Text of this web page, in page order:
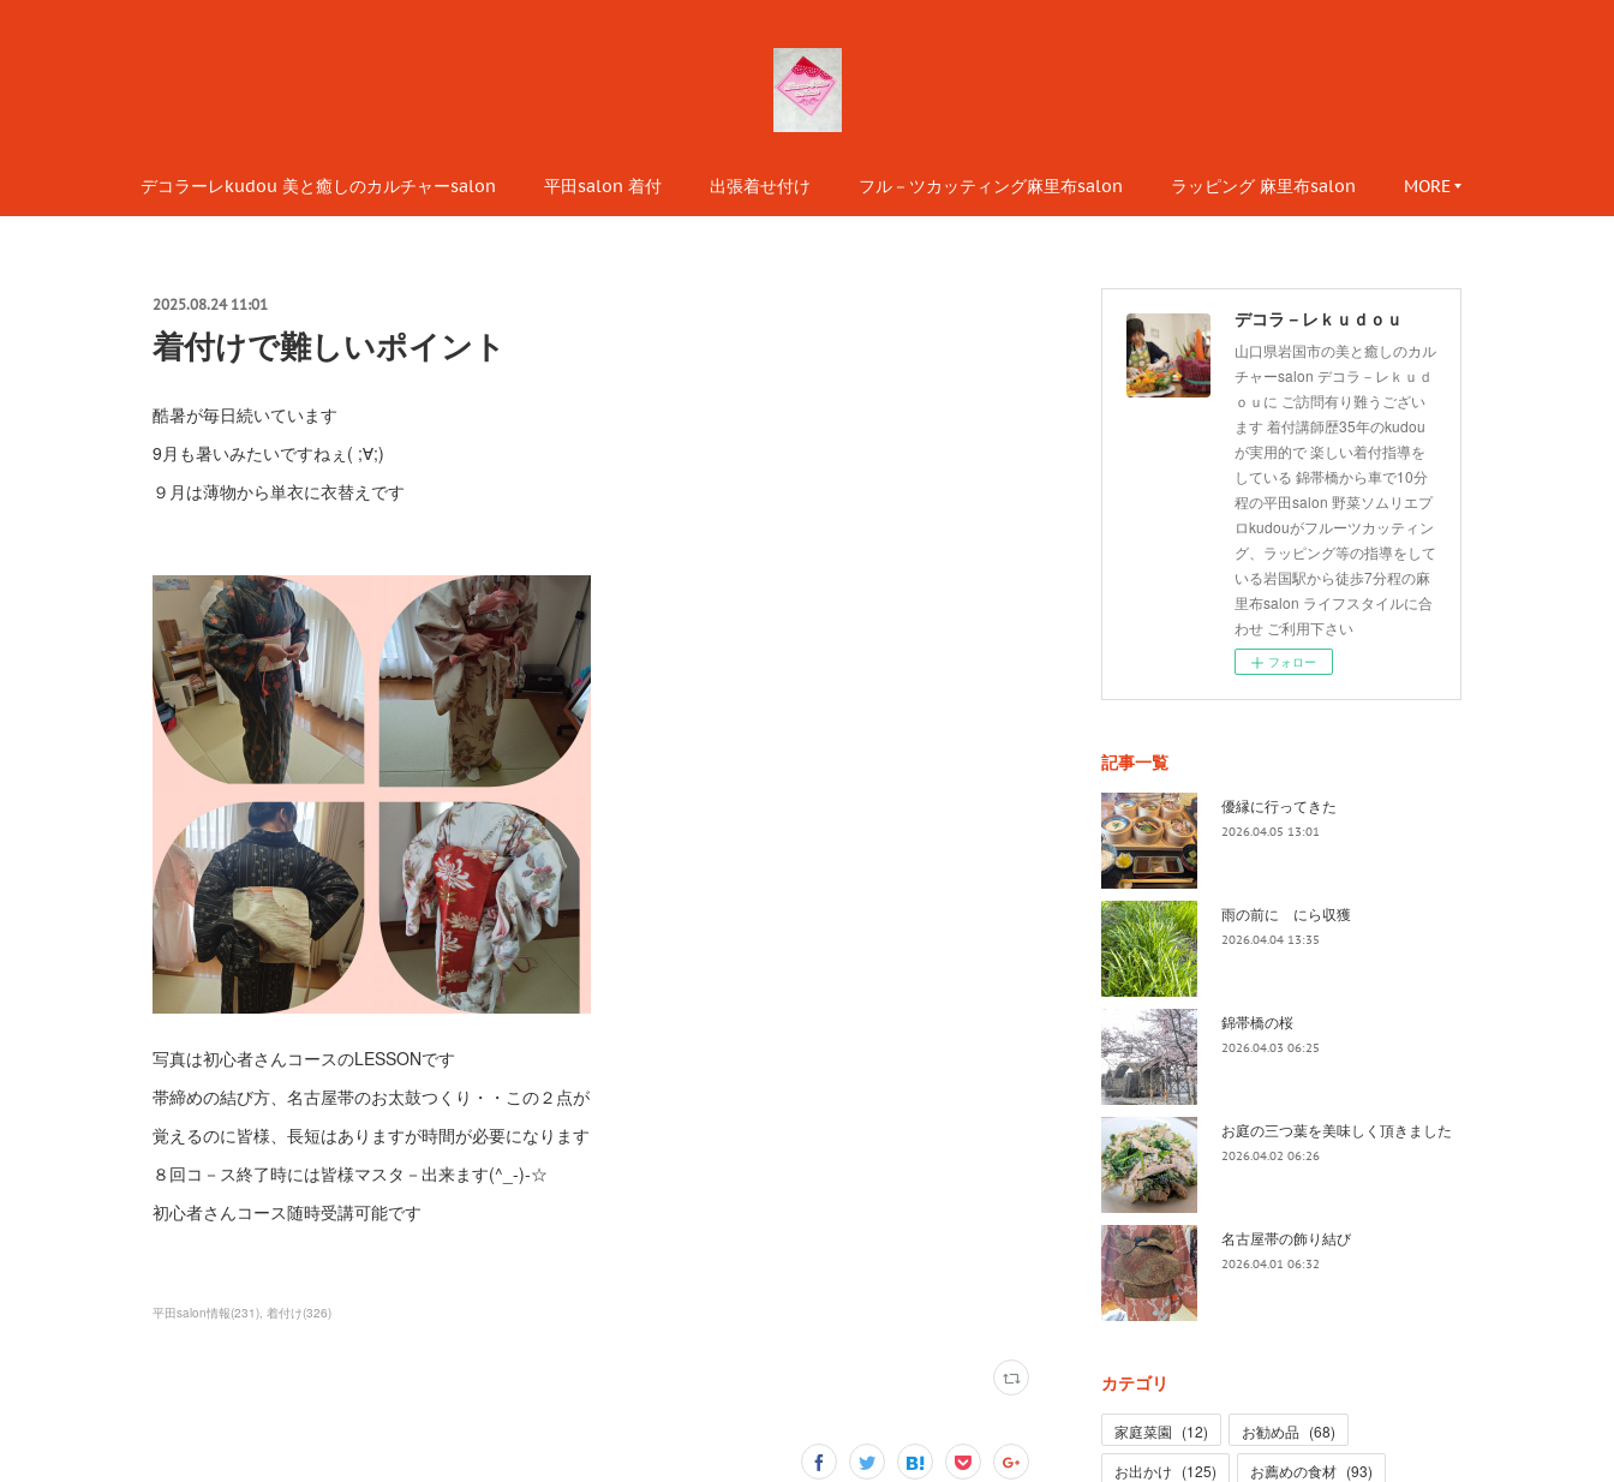
デコラーレkudou 美と癒しのカルチャーsalon 平田salon 着付 出張着せ付け フル－ツカッティング麻里布salon ラッピング 麻里布salon MORE
2025.08.24 11:01
着付けで難しいポイント
酷暑が毎日続いています
9月も暑いみたいですねぇ( ;∀;)
９月は薄物から単衣に衣替えです
写真は初心者さんコースのLESSONです
帯締めの結び方、名古屋帯のお太鼓つくり・・この２点が
覚えるのに皆様、長短はありますが時間が必要になります
８回コ－ス終了時には皆様マスタ－出来ます(^_-)-☆
初心者さんコース随時受講可能です
平田salon情報(231) 着付け(326)
デコラ－レｋｕｄｏｕ
山口県岩国市の美と癒しのカル
チャーsalon デコラ－レｋｕｄ
ｏｕに ご訪問有り難うござい
ます 着付講師歴35年のkudou
が実用的で 楽しい着付指導を
している 錦帯橋から車で10分
程の平田salon 野菜ソムリエプ
ロkudouがフルーツカッティン
グ、ラッピング等の指導をして
いる岩国駅から徒歩7分程の麻
里布salon ライフスタイルに合
わせ ご利用下さい
フォロー
記事一覧
優縁に行ってきた
2026.04.05 13:01
雨の前に にら収獲
2026.04.04 13:35
錦帯橋の桜
2026.04.03 06:25
お庭の三つ葉を美味しく頂きました
2026.04.02 06:26
名古屋帯の飾り結び
2026.04.01 06:32
カテゴリ
家庭菜園 (12) お勧め品 (68)
お出かけ (125) お薦めの食材 (93)